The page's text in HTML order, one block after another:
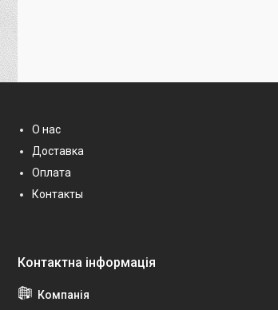
О нас
Доставка
Оплата
Контакты